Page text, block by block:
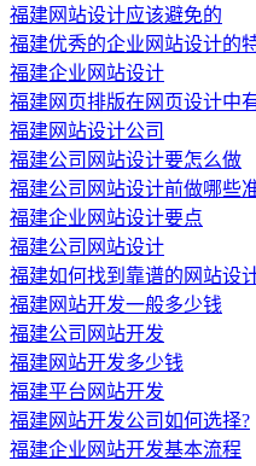
福建网站设计应该避免的
福建优秀的企业网站设计的
福建企业网站设计
福建网页排版在网页设计中
福建网站设计公司
福建公司网站设计要怎么做
福建公司网站设计前做哪些
福建企业网站设计要点
福建公司网站设计
福建如何找到靠谱的网站设
福建网站开发一般多少钱
福建公司网站开发
福建网站开发多少钱
福建平台网站开发
福建网站开发公司如何选择?
福建企业网站开发基本流程